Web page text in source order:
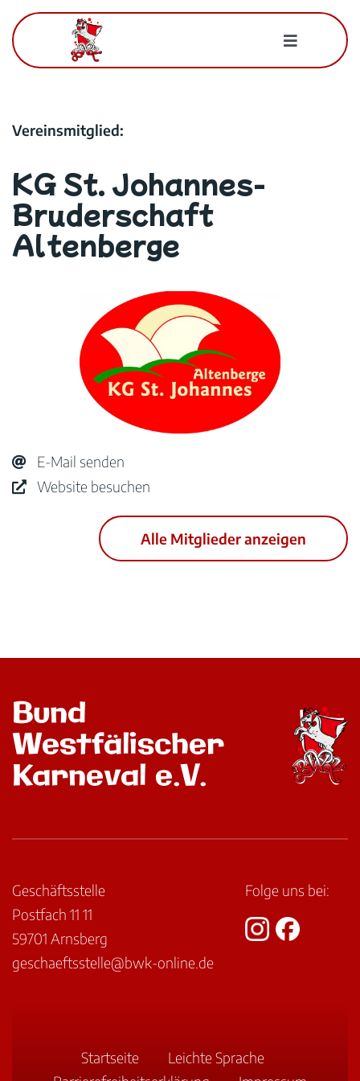
Zum
Inhalt
springen
Toggle
Der BWK
Kontakt
Suche
nach:
Vereinsmitglied:
KG St. Johannes-
Bruderschaft
Altenberge
E-Mail senden
Website besuchen
Alle Mitglieder anzeigen
Bund
Westfälischer
Karneval e.V.
Geschäftsstelle
Postfach 11 11
59701 Arnsberg
geschaeftsstelle@bwk-online.de
Folge uns bei:
Startseite
Leichte Sprache